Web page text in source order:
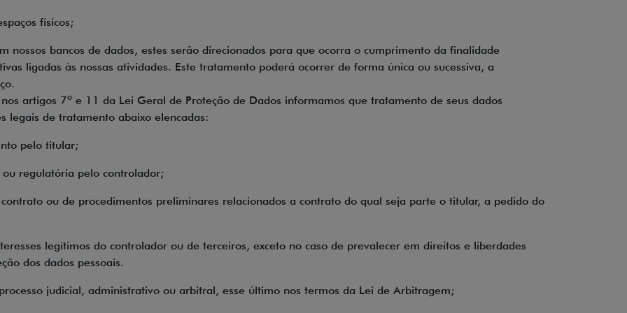
físicos;
nossos bancos de dados, estes serão direcionados para que ocorra o cumprimento da finalidade
ligadas às nossas atividades. Este tratamento poderá ocorrer de forma única ou sucessiva, a
artigos 7º e 11 da Lei Geral de Proteção de Dados informamos que tratamento de seus dados
legais de tratamento abaixo elencadas:
pelo titular;
regulatória pelo controlador;
ou de procedimentos preliminares relacionados a contrato do qual seja parte o titular, a pedido do
legítimos do controlador ou de terceiros, exceto no caso de prevalecer em direitos e liberdades
dos dados pessoais.
judicial, administrativo ou arbitral, esse último nos termos da Lei de Arbitragem;